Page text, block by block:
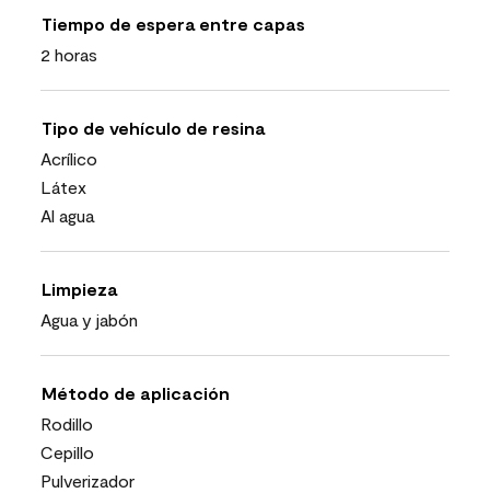
Tiempo de espera entre capas
2 horas
Tipo de vehículo de resina
Acrílico
Látex
Al agua
Limpieza
Agua y jabón
Método de aplicación
Rodillo
Cepillo
Pulverizador